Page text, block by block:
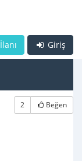
Giriş
2 Beğen